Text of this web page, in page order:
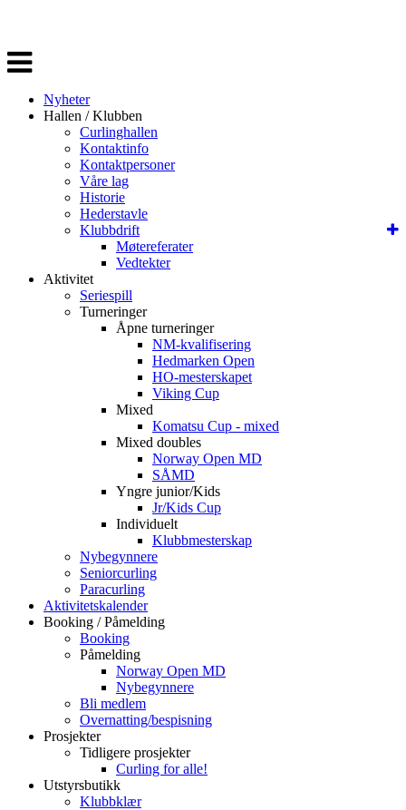
Veksle
navigasjon
Nyheter
Hallen / Klubben
Curlinghallen
Kontaktinfo
Kontaktpersoner
Våre lag
Historie
Hederstavle
Klubbdrift
Møtereferater
Vedtekter
Aktivitet
Seriespill
Turneringer
Åpne turneringer
NM-kvalifisering
Hedmarken Open
HO-mesterskapet
Viking Cup
Mixed
Komatsu Cup - mixed
Mixed doubles
Norway Open MD
SÅMD
Yngre junior/Kids
Jr/Kids Cup
Individuelt
Klubbmesterskap
Nybegynnere
Seniorcurling
Paracurling
Aktivitetskalender
Booking / Påmelding
Booking
Påmelding
Norway Open MD
Nybegynnere
Bli medlem
Overnatting/bespisning
Prosjekter
Tidligere prosjekter
Curling for alle!
Utstyrsbutikk
Klubbklær